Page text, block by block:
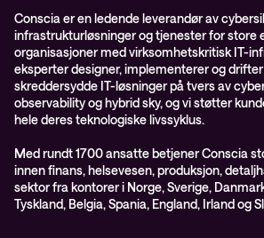
Conscia er en ledende leverandør av
infrastrukturløsninger og tjenester for store
organisasjoner med virksomhetskritisk IT-
eksperter designer, implementerer og
skreddersydde IT-løsninger på tvers av
observability og hybrid sky, og vi støtter
hele deres teknologiske livssyklus.
Med rundt 1700 ansatte betjener Conscia
innen finans, helsevesen, produksjon,
sektor fra kontorer i Norge, Sverige,
Tyskland, Belgia, Spania, England, Irland og